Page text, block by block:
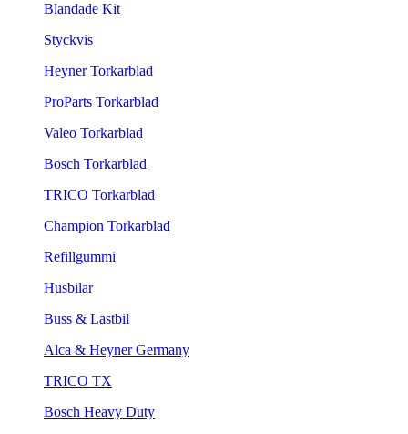
Blandade Kit
Styckvis
Heyner Torkarblad
ProParts Torkarblad
Valeo Torkarblad
Bosch Torkarblad
TRICO Torkarblad
Champion Torkarblad
Refillgummi
Husbilar
Buss & Lastbil
Alca & Heyner Germany
TRICO TX
Bosch Heavy Duty